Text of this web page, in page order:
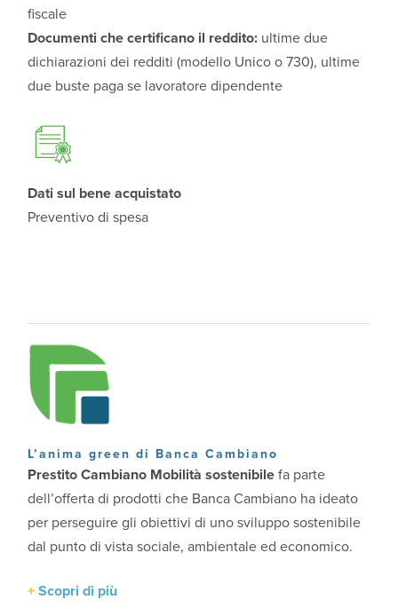
fiscale
Documenti che certificano il reddito: ultime due
dichiarazioni dei redditi (modello Unico o 730), ultime
due buste paga se lavoratore dipendente
Dati sul bene acquistato
Preventivo di spesa
L’anima green di Banca Cambiano
Prestito Cambiano Mobilità sostenibile fa parte
dell’offerta di prodotti che Banca Cambiano ha ideato
per perseguire gli obiettivi di uno sviluppo sostenibile
dal punto di vista sociale, ambientale ed economico.
Scopri di più